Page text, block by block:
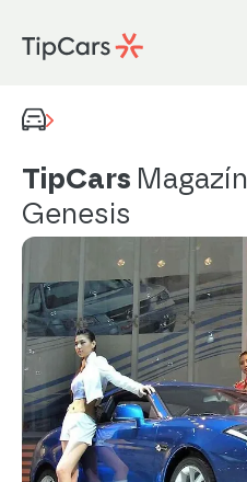
TipCars Magazín
Genesis